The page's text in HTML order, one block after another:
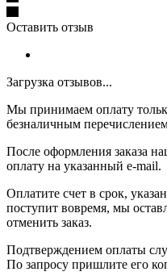
Оставить отзыв
Загрузка отзывов...
Мы принимаем оплату
безналичным
После оформления заказа
оплату на указанный e-mail.
Оплатите счет в срок,
поступит вовремя, мы
отменить заказ.
Подтверждением оплаты
По запросу пришлите его